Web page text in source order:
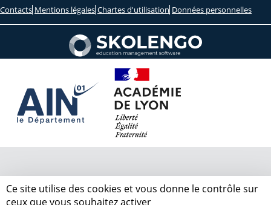
Contacts Mentions légales Chartes d'utilisation Données personnelles
Ce site utilise des cookies et vous donne le contrôle sur
ceux que vous souhaitez activer